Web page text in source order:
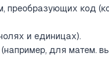
преобразующих код
и единицах).
для матем.